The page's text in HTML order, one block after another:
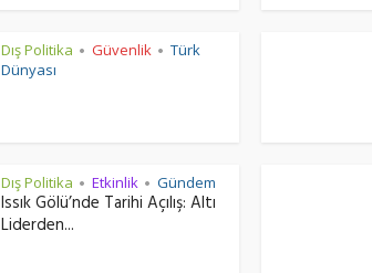
Dış Politika • Güvenlik • Türk
Dünyası
Dış Politika • Etkinlik • Gündem
Issık Gölü’nde Tarihi Açılış: Altı
Liderden...